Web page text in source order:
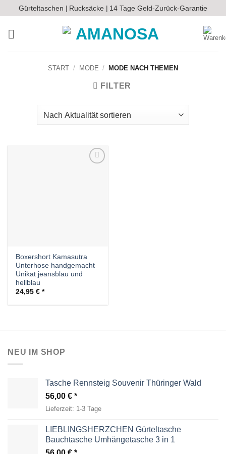
Inhalt
springen
Gürteltaschen | Rucksäcke | 14 Tage Geld-Zurück-Garantie
START / MODE / MODE NACH THEMEN
FILTER
Boxershort Kamasutra
Unterhose handgemacht
Unikat jeansblau und
hellblau
24,95€
NEU IM SHOP
Tasche Rennsteig Souvenir Thüringer Wald
56,00 €
Lieferzeit: 1-3 Tage
LIEBLINGSHERZCHEN Gürteltasche
Bauchtasche Umhängetasche 3 in 1